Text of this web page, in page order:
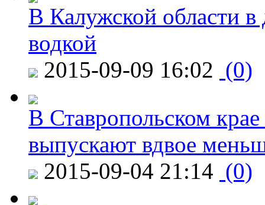
В Калужской области в
водкой
2015-09-09 16:02 (0)
В Ставропольском
выпускают вдвое
2015-09-04 21:14 (0)